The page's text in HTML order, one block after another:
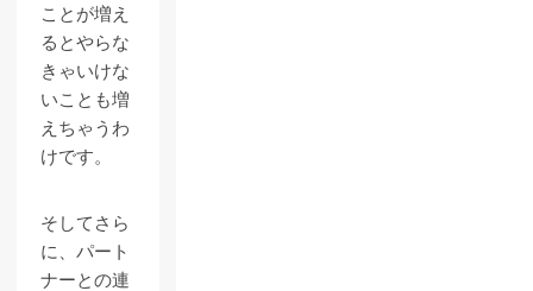
ことが増え
るとやらな
きゃいけな
いことも増
えちゃうわ
けです。
そしてさら
に、パート
ナーとの連